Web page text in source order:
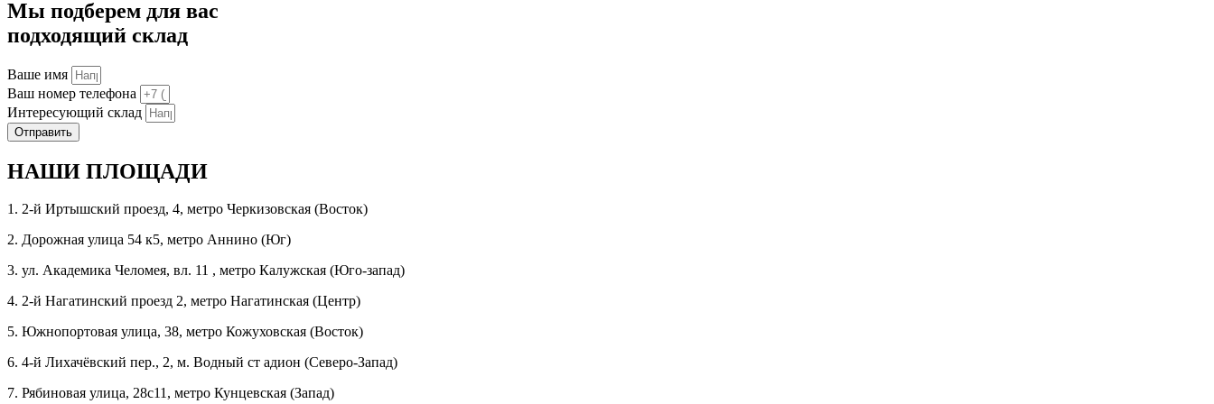
Мы подберем для вас
подходящий склад
Ваше имя
Ваш номер телефона
Интересующий склад
Отправить
НАШИ ПЛОЩАДИ
1. 2-й Иртышский проезд, 4, метро Черкизовская (Восток)
2. Дорожная улица 54 к5, метро Аннино (Юг)
3. ул. Академика Челомея, вл. 11 , метро Калужская (Юго-запад)
4. 2-й Нагатинский проезд 2, метро Нагатинская (Центр)
5. Южнопортовая улица, 38, метро Кожуховская (Восток)
6. 4-й Лихачёвский пер., 2, м. Водный ст адион (Северо-Запад)
7. Рябиновая улица, 28c11, метро Кунцевская (Запад)